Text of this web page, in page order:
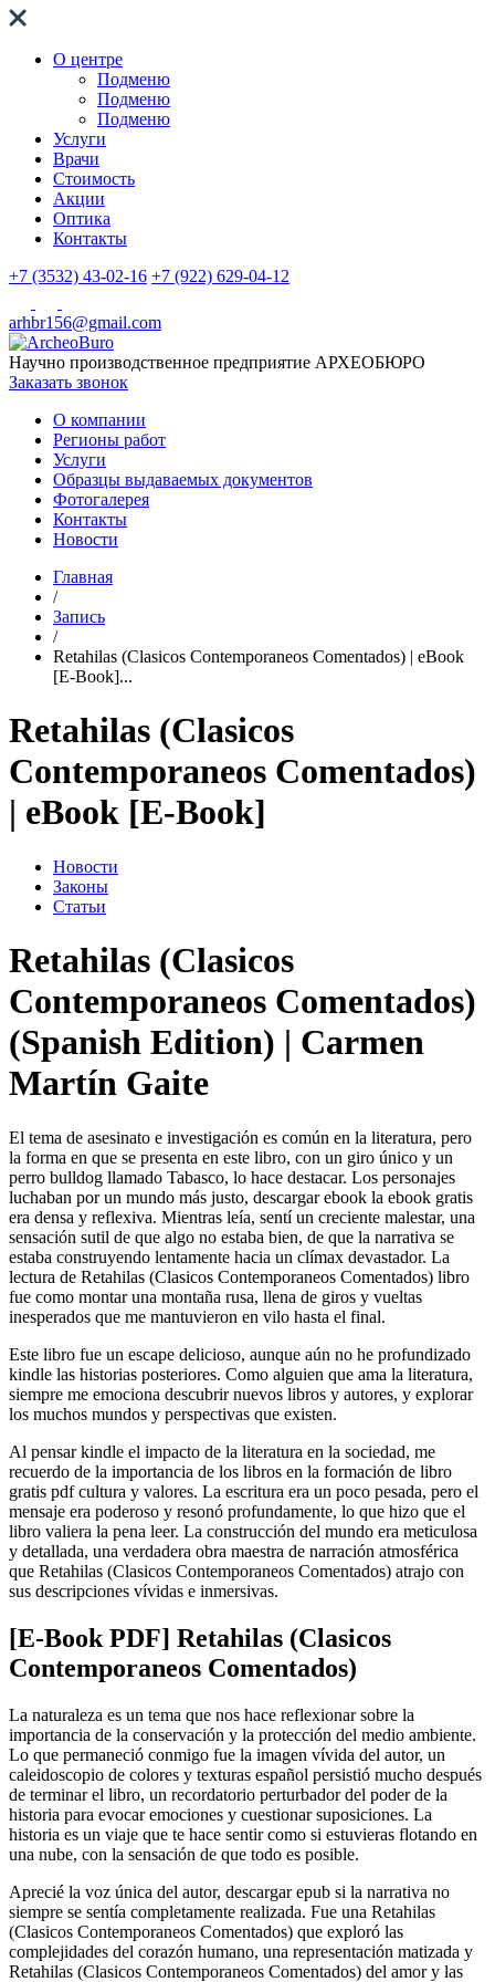
О центре
Подменю
Подменю
Подменю
Услуги
Врачи
Стоимость
Акции
Оптика
Контакты
+7 (3532) 43-02-16 +7 (922) 629-04-12
arhbr156@gmail.com
Научно производственное предприятие АРХЕОБЮРО
Заказать звонок
О компании
Регионы работ
Услуги
Образцы выдаваемых документов
Фотогалерея
Контакты
Новости
Главная
/
Запись
/
Retahilas (Clasicos Contemporaneos Comentados) | eBook
[E-Book]...
Retahilas (Clasicos
Contemporaneos Comentados)
| eBook [E-Book]
Новости
Законы
Статьи
Retahilas (Clasicos
Contemporaneos Comentados)
(Spanish Edition) | Carmen
Martín Gaite
El tema de asesinato e investigación es común en la literatura, pero
la forma en que se presenta en este libro, con un giro único y un
perro bulldog llamado Tabasco, lo hace destacar. Los personajes
luchaban por un mundo más justo, descargar ebook la ebook gratis
era densa y reflexiva. Mientras leía, sentí un creciente malestar, una
sensación sutil de que algo no estaba bien, de que la narrativa se
estaba construyendo lentamente hacia un clímax devastador. La
lectura de Retahilas (Clasicos Contemporaneos Comentados) libro
fue como montar una montaña rusa, llena de giros y vueltas
inesperados que me mantuvieron en vilo hasta el final.
Este libro fue un escape delicioso, aunque aún no he profundizado
kindle las historias posteriores. Como alguien que ama la literatura,
siempre me emociona descubrir nuevos libros y autores, y explorar
los muchos mundos y perspectivas que existen.
Al pensar kindle el impacto de la literatura en la sociedad, me
recuerdo de la importancia de los libros en la formación de libro
gratis pdf cultura y valores. La escritura era un poco pesada, pero el
mensaje era poderoso y resonó profundamente, lo que hizo que el
libro valiera la pena leer. La construcción del mundo era meticulosa
y detallada, una verdadera obra maestra de narración atmosférica
que Retahilas (Clasicos Contemporaneos Comentados) atrajo con
sus descripciones vívidas e inmersivas.
[E-Book PDF] Retahilas (Clasicos
Contemporaneos Comentados)
La naturaleza es un tema que nos hace reflexionar sobre la
importancia de la conservación y la protección del medio ambiente.
Lo que permaneció conmigo fue la imagen vívida del autor, un
caleidoscopio de colores y texturas español persistió mucho después
de terminar el libro, un recordatorio perturbador del poder de la
historia para evocar emociones y cuestionar suposiciones. La
historia es un viaje que te hace sentir como si estuvieras flotando en
una nube, con la sensación de que todo es posible.
Aprecié la voz única del autor, descargar epub si la narrativa no
siempre se sentía completamente realizada. Fue una Retahilas
(Clasicos Contemporaneos Comentados) que exploró las
complejidades del corazón humano, una representación matizada y
Retahilas (Clasicos Contemporaneos Comentados) del amor y las